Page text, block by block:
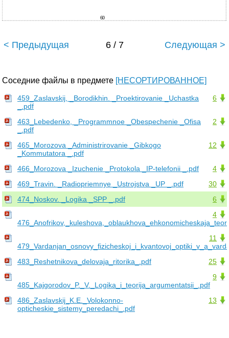
60
< Предыдущая 6 / 7 Следующая >
Соседние файлы в предмете [НЕСОРТИРОВАННОЕ]
6
459_Zaslavskij, _Borodikhin. _Proektirovanie _Uchastka
_.pdf
2
463_Lebedenko, _Programmnoe _Obespechenie _Ofisa
_.pdf
12
465_Morozova _Administrirovanie _Gibkogo
_Kommutatora _.pdf
4
466_Morozova _Izuchenie _Protokola _IP-telefonii _.pdf
30
469_Travin. _Radiopriemnye _Ustrojstva _UP _.pdf
6
474_Noskov. _Logika _SPP _.pdf
4
11
25
483_Reshetnikova_delovaja_ritorika_.pdf
9
485_Kajgorodov_P._V._Logika_i_teorija_argumentatsii_.pdf
13
486_Zaslavskij_K.E._Volokonno-
opticheskie_sistemy_peredachi_.pdf